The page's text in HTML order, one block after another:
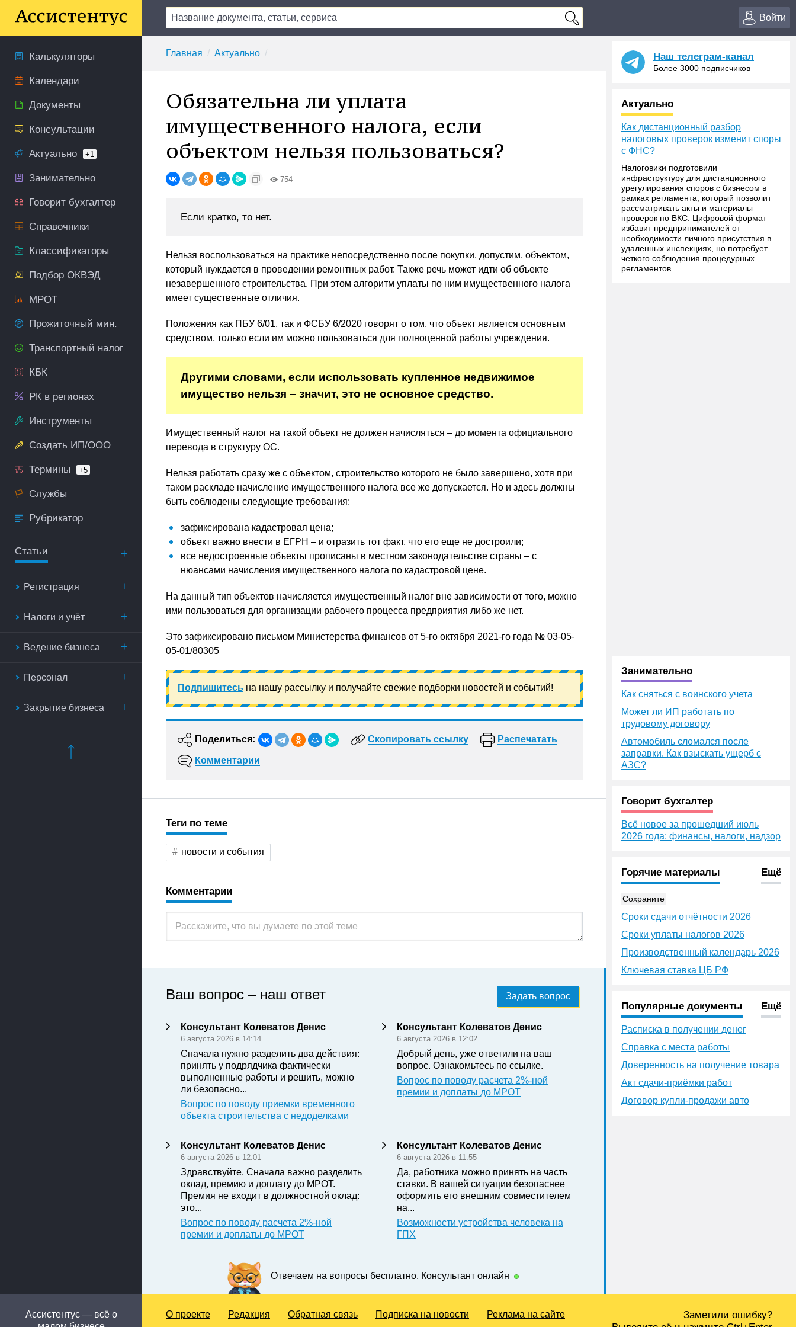
Войти
Калькуляторы
Календари
Документы
Консультации
Актуально +1
Занимательно
Говорит бухгалтер
Справочники
Классификаторы
Подбор ОКВЭД
МРОТ
Прожиточный мин.
Транспортный налог
КБК
РК в регионах
Инструменты
Создать ИП/ООО
Термины +5
Службы
Рубрикатор
Статьи
Регистрация
Налоги и учёт
Ведение бизнеса
Персонал
Закрытие бизнеса
Главная Актуально
Обязательна ли уплата
имущественного налога, если
объектом нельзя пользоваться?
754
Если кратко, то нет.
Нельзя воспользоваться на практике непосредственно после покупки, допустим, объектом,
который нуждается в проведении ремонтных работ. Также речь может идти об объекте
незавершенного строительства. При этом алгоритм уплаты по ним имущественного налога
имеет существенные отличия.
Положения как ПБУ 6/01, так и ФСБУ 6/2020 говорят о том, что объект является основным
средством, только если им можно пользоваться для полноценной работы учреждения.
Другими словами, если использовать купленное недвижимое
имущество нельзя – значит, это не основное средство.
Имущественный налог на такой объект не должен начисляться – до момента официального
перевода в структуру ОС.
Нельзя работать сразу же с объектом, строительство которого не было завершено, хотя при
таком раскладе начисление имущественного налога все же допускается. Но и здесь должны
быть соблюдены следующие требования:
зафиксирована кадастровая цена;
объект важно внести в ЕГРН – и отразить тот факт, что его еще не достроили;
все недостроенные объекты прописаны в местном законодательстве страны – с
нюансами начисления имущественного налога по кадастровой цене.
На данный тип объектов начисляется имущественный налог вне зависимости от того, можно
ими пользоваться для организации рабочего процесса предприятия либо же нет.
Это зафиксировано письмом Министерства финансов от 5-го октября 2021-го года № 03-05-
05-01/80305
Подпишитесь на нашу рассылку и получайте свежие подборки новостей и событий!
Поделиться: Скопировать ссылку Распечатать
Комментарии
Теги по теме
новости и события
Комментарии
Ваш вопрос – наш ответ Задать вопрос
Консультант Колеватов Денис
6 августа 2026 в 14:14
Сначала нужно разделить два действия:
принять у подрядчика фактически
выполненные работы и решить, можно
ли безопасно...
Вопрос по поводу приемки временного
объекта строительства с недоделками
Консультант Колеватов Денис
6 августа 2026 в 12:02
Добрый день, уже ответили на ваш
вопрос. Ознакомьтесь по ссылке .
Вопрос по поводу расчета 2%-ной
премии и доплаты до МРОТ
Консультант Колеватов Денис
6 августа 2026 в 12:01
Здравствуйте. Сначала важно разделить
оклад, премию и доплату до МРОТ.
Премия не входит в должностной оклад:
это...
Вопрос по поводу расчета 2%-ной
премии и доплаты до МРОТ
Консультант Колеватов Денис
6 августа 2026 в 11:55
Да, работника можно принять на часть
ставки. В вашей ситуации безопаснее
оформить его внешним совместителем
на...
Возможности устройства человека на
ГПХ
Отвечаем на вопросы бесплатно. Консультант онлайн
Наш телеграм-канал
Более 3000 подписчиков
Актуально
Как дистанционный разбор
налоговых проверок изменит споры
с ФНС?
Налоговики подготовили
инфраструктуру для дистанционного
урегулирования споров с бизнесом в
рамках регламента, который позволит
рассматривать акты и материалы
проверок по ВКС. Цифровой формат
избавит предпринимателей от
необходимости личного присутствия в
удаленных инспекциях, но потребует
четкого соблюдения процедурных
регламентов.
Занимательно
Как сняться с воинского учета
Может ли ИП работать по
трудовому договору
Автомобиль сломался после
заправки. Как взыскать ущерб с
АЗС?
Говорит бухгалтер
Всё новое за прошедший июль
2026 года: финансы, налоги, надзор
Горячие материалы Ещё
Сохраните
Сроки сдачи отчётности 2026
Сроки уплаты налогов 2026
Производственный календарь 2026
Ключевая ставка ЦБ РФ
Популярные документы Ещё
Расписка в получении денег
Справка с места работы
Доверенность на получение товара
Акт сдачи-приёмки работ
Договор купли-продажи авто
Ассистентус — всё о
Заметили ошибку?
О проекте Редакция Обратная связь Подписка на новости Реклама на сайте